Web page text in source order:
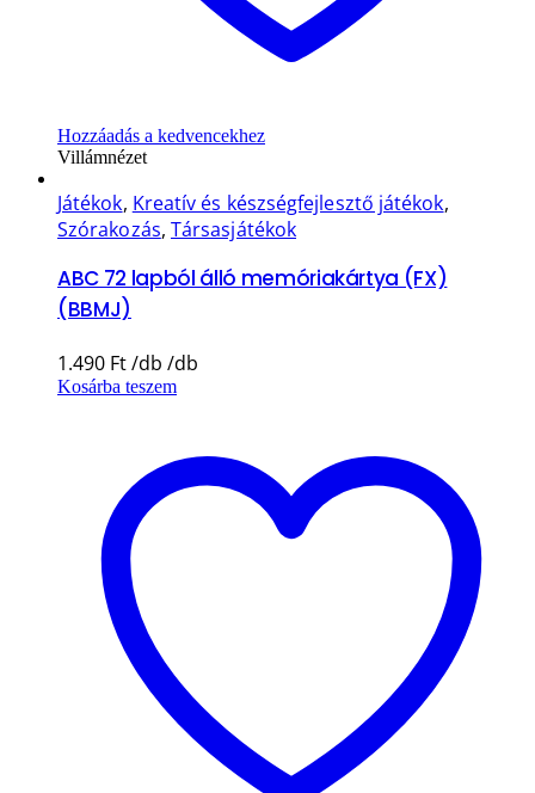
Hozzáadás a kedvencekhez
Villámnézet
Játékok, Kreatív és készségfejlesztő játékok,
Szórakozás, Társasjátékok
ABC 72 lapból álló memóriakártya (FX)
(BBMJ)
1.490 Ft
Kosárba teszem